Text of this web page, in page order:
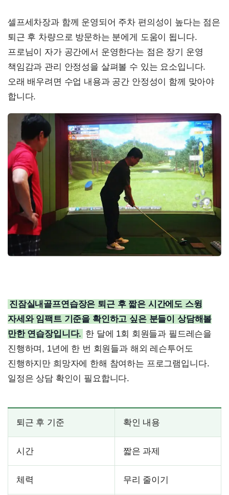
셀프세차장과 함께 운영되어 주차 편의성이 높다는 점은
퇴근 후 차량으로 방문하는 분에게 도움이 됩니다.
프로님이 자가 공간에서 운영한다는 점은 장기 운영
책임감과 관리 안정성을 살펴볼 수 있는 요소입니다.
오래 배우려면 수업 내용과 공간 안정성이 함께 맞아야
합니다.
진잠실내골프연습장은 퇴근 후 짧은 시간에도 스윙
자세와 임팩트 기준을 확인하고 싶은 분들이 상담해볼
만한 연습장입니다. 한 달에 1회 회원들과 필드레슨을
진행하며, 1년에 한 번 회원들과 해외 레슨투어도
진행하지만 희망자에 한해 참여하는 프로그램입니다.
일정은 상담 확인이 필요합니다.
퇴근 후 기준 확인 내용
시간 짧은 과제
체력 무리 줄이기